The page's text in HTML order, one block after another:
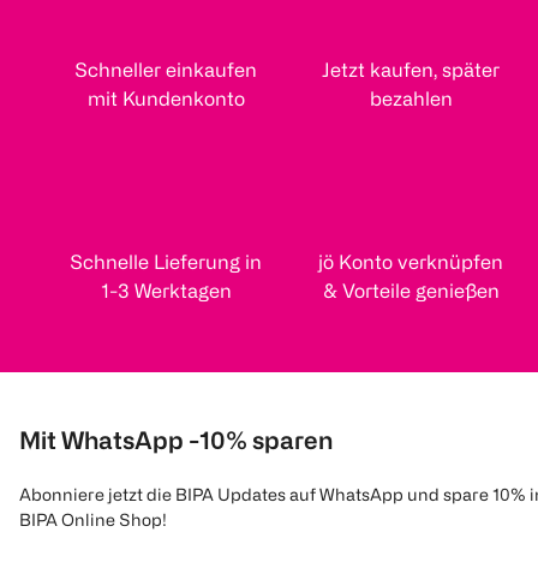
Schneller einkaufen
mit Kundenkonto
Jetzt kaufen, später
bezahlen
Schnelle Lieferung in
1-3 Werktagen
jö Konto verknüpfen
& Vorteile genießen
Mit WhatsApp -10% sparen
Abonniere jetzt die BIPA Updates auf WhatsApp und spare 10%
BIPA Online Shop!